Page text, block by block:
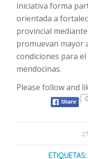
iniciativa forma
orientada a
provincial
promuevan mayor
condiciones para
mendocinas.
Please follow and
0
ETIQUETAS: